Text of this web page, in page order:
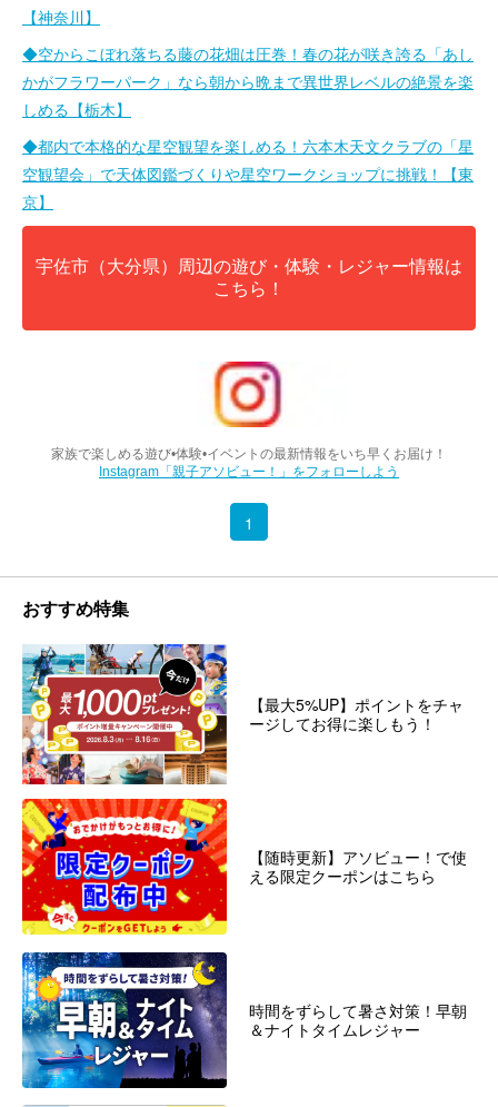
【神奈川】
◆空からこぼれ落ちる藤の花畑は圧巻！春の花が咲き誇る「あし
かがフラワーパーク」なら朝から晩まで異世界レベルの絶景を楽
しめる【栃木】
◆都内で本格的な星空観望を楽しめる！六本木天文クラブの「星
空観望会」で天体図鑑づくりや星空ワークショップに挑戦！【東
京】
宇佐市（大分県）周辺の遊び・体験・レジャー情報は
こちら！
家族で楽しめる遊び•体験•イベントの最新情報をいち早くお届け！
Instagram「親子アソビュー！」をフォローしよう
1
おすすめ特集
【最大5%UP】ポイントをチャ
ージしてお得に楽しもう！
【随時更新】アソビュー！で使
える限定クーポンはこちら
時間をずらして暑さ対策！早朝
＆ナイトタイムレジャー